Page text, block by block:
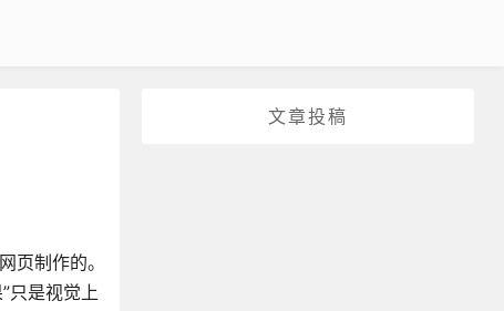
文章投稿
页制作的。
只是视觉上